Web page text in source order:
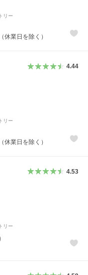
リー
休業日を除く）
4.44
リー
休業日を除く）
4.53
リー